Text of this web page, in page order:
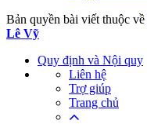
Bản quyền bài viết thuộc về
Lê Vỹ
Quy định và Nội quy
Liên hệ
Trợ giúp
Trang chủ